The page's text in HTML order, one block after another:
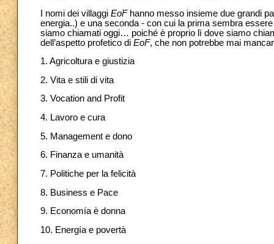
I nomi dei villaggi EoFhanno messo insieme due grandi
energia..) e una seconda - con cui la prima sembra
siamo chiamati oggi… poiché è proprio lì dove siamo
dell’aspetto profetico di EoF, che non potrebbe mai
1. Agricoltura e giustizia
2. Vita e stili di vita
3. Vocation and Profit
4. Lavoro e cura
5. Management e dono
6. Finanza e umanità
7. Politiche per la felicità
8. Business e Pace
9. Economía è donna
10. Energía e povertà